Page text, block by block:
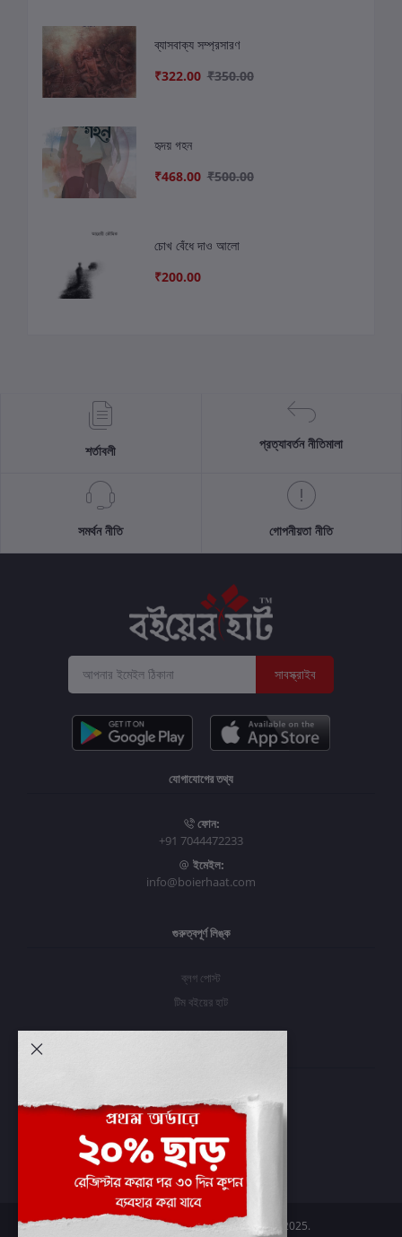
ব্যাসবাক্য সম্প্রসারণ
₹322.00 ₹350.00
হৃদয় গহন
₹468.00 ₹500.00
চোখ বেঁধে দাও আলো
₹200.00
শর্তাবলী প্রত্যাবর্তন নীতিমালা
সমর্থন নীতি গোপনীয়তা নীতি
সাবস্ক্রাইব
যোগাযোগের তথ্য
ফোন:
+91 7044472233
ইমেইল:
info@boierhaat.com
গুরুত্বপূর্ণ লিঙ্ক
ব্লগ পোস্ট
টিম বইয়ের হাট
প্রবেশ করুন
অর্ডার ইতিহাস
আমার ইচ্ছাগুলি
অর্ডার ট্র্যাকিং
Boier Haat™ | © All rights reserved 2025.